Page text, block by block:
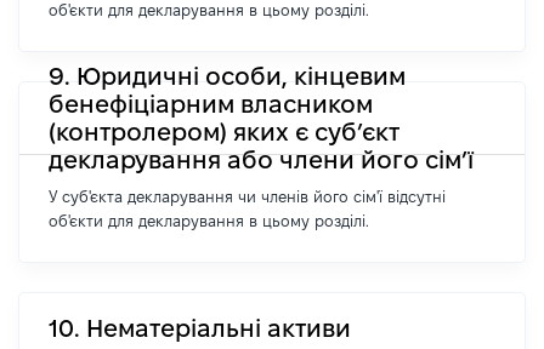
об'єкти для декларування в цьому розділі.
9. Юридичні особи, кінцевим
бенефіціарним власником
(контролером) яких є суб’єкт
декларування або члени його сім’ї
У суб'єкта декларування чи членів його сім'ї відсутні
об'єкти для декларування в цьому розділі.
10. Нематеріальні активи